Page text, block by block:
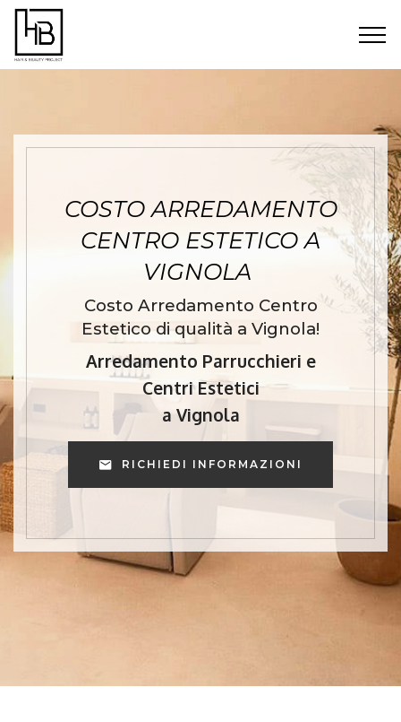
COSTO ARREDAMENTO
CENTRO ESTETICO A
VIGNOLA
Costo Arredamento Centro
Estetico di qualità a Vignola!
Arredamento Parrucchieri e
Centri Estetici
a Vignola
RICHIEDI INFORMAZIONI